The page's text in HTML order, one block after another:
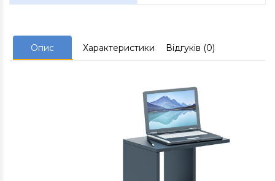
Опис Характеристики Відгуків (0)